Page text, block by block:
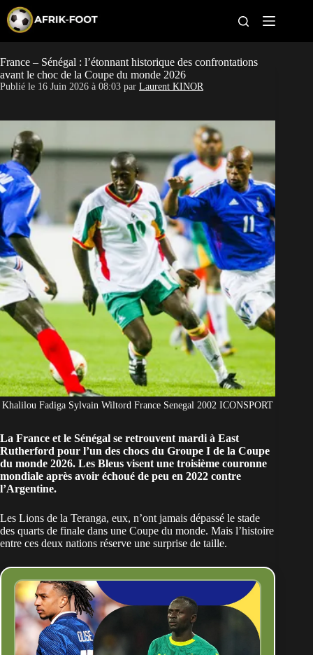
p
t
o
c
o
t
n
t
CAN féminine
Clubs
Classement
Paris sportifs
France – Sénégal : l’étonnant historique des confrontations
avant le choc de la Coupe du monde 2026
Publié le 16 Juin 2026 à 08:03 par Laurent KINOR
Khalilou Fadiga Sylvain Wiltord France Senegal 2002 ICONSPORT
La France et le Sénégal se retrouvent mardi à East
Rutherford pour l’un des chocs du Groupe I de la Coupe
du monde 2026. Les Bleus visent une troisième couronne
mondiale après avoir échoué de peu en 2022 contre
l’Argentine.
Les Lions de la Teranga, eux, n’ont jamais dépassé le stade
des quarts de finale dans une Coupe du monde. Mais l’histoire
entre ces deux nations réserve une surprise de taille.